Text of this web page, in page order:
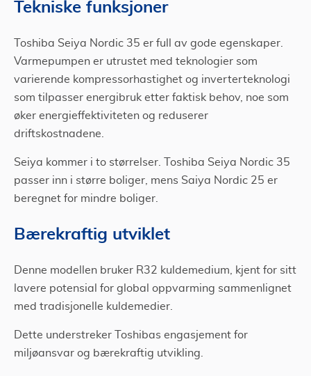
Tekniske funksjoner
Toshiba Seiya Nordic 35 er full av gode egenskaper.
Varmepumpen er utrustet med teknologier som
varierende kompressorhastighet og inverterteknologi
som tilpasser energibruk etter faktisk behov, noe som
øker energieffektiviteten og reduserer
driftskostnadene.
Seiya kommer i to størrelser. Toshiba Seiya Nordic 35
passer inn i større boliger, mens Saiya Nordic 25 er
beregnet for mindre boliger.
Bærekraftig utviklet
Denne modellen bruker R32 kuldemedium, kjent for sitt
lavere potensial for global oppvarming sammenlignet
med tradisjonelle kuldemedier.
Dette understreker Toshibas engasjement for
miljøansvar og bærekraftig utvikling.